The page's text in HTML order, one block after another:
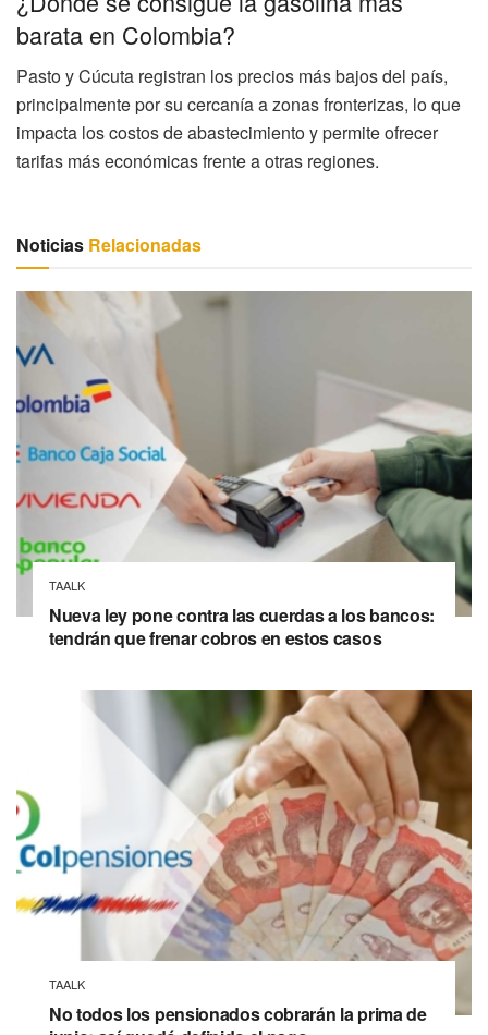
barata en Colombia?
Pasto y Cúcuta registran los precios más bajos del país,
principalmente por su cercanía a zonas fronterizas, lo que
impacta los costos de abastecimiento y permite ofrecer
tarifas más económicas frente a otras regiones.
Noticias Relacionadas
TAALK
Nueva ley pone contra las cuerdas a los bancos:
tendrán que frenar cobros en estos casos
TAALK
No todos los pensionados cobrarán la prima de